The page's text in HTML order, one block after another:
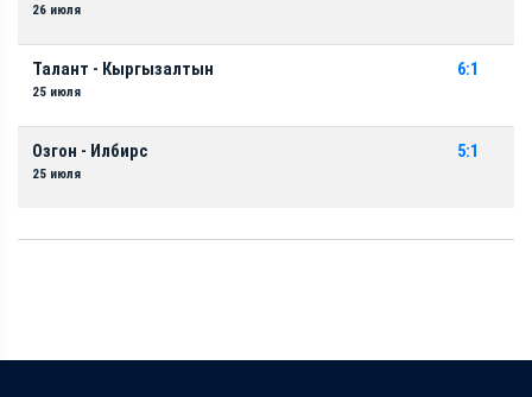
26 июля
Талант - Кыргызалтын
25 июля
6:1
Озгон - Илбирс
25 июля
5:1